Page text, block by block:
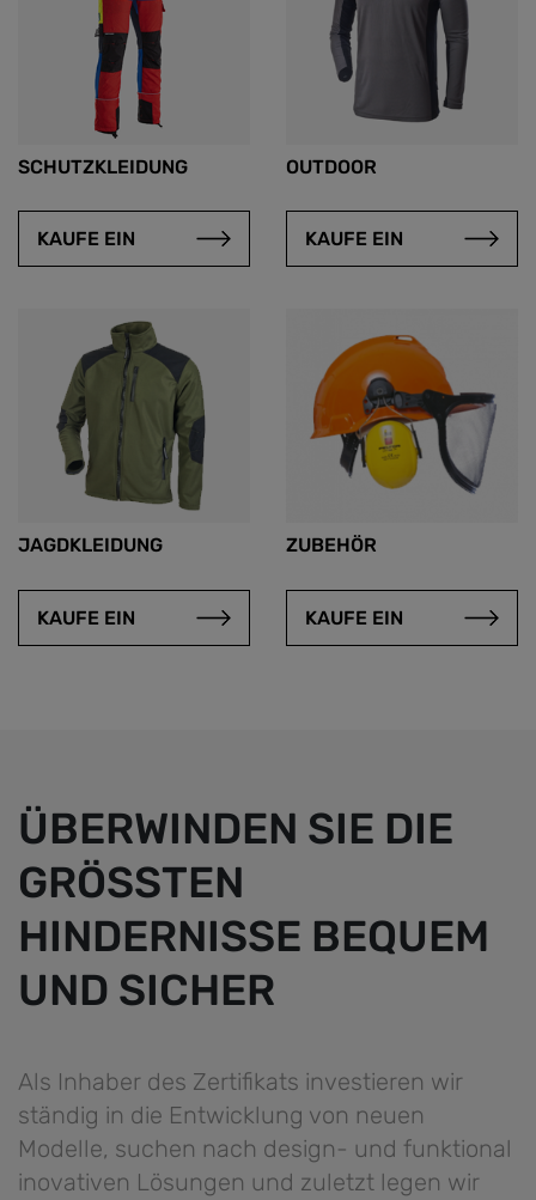
SCHUTZKLEIDUNG
KAUFE EIN
OUTDOOR
KAUFE EIN
JAGDKLEIDUNG
KAUFE EIN
ZUBEHÖR
KAUFE EIN
ÜBERWINDEN SIE DIE
GRÖSSTEN
HINDERNISSE BEQUEM
UND SICHER
Als Inhaber des Zertifikats investieren wir
ständig in die Entwicklung von neuen
Modelle, suchen nach design- und funktional
inovativen Lösungen und zuletzt legen wir